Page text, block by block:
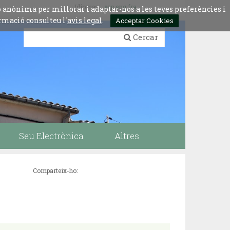
per millorar i adaptar-nos a les teves preferències i
consulteu l´avis legal. Acceptar Cookies
Idiomes:esp engfra
Cercar
Seu Electrònica Altres
Comparteix-ho: